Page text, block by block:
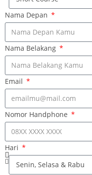
Nama Depan
Nama Belakang
Email
Nomor Handphone
Hari